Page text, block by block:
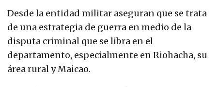
Desde la entidad militar aseguran que se trata
de una estrategia de guerra en medio de la
disputa criminal que se libra en el
departamento, especialmente en Riohacha, su
área rural y Maicao.